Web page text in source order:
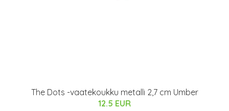
The Dots -vaatekoukku metalli 2,7 cm Umber
12.5 EUR